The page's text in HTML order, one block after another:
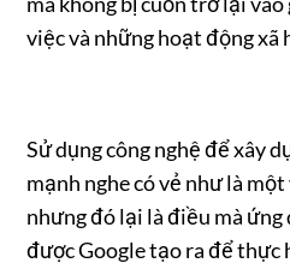
việc và những hoạt động xã
Sử dụng công nghệ để xây
mạnh nghe có vẻ như là
nhưng đó lại là điều mà
được Google tạo ra để thực